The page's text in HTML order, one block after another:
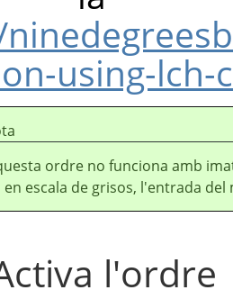
using-
ordre no funciona amb
en escala de grisos, l'entrada
l'ordre